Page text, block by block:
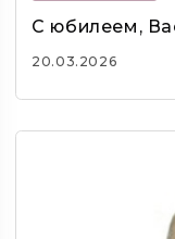
С юбилеем,
20.03.2026